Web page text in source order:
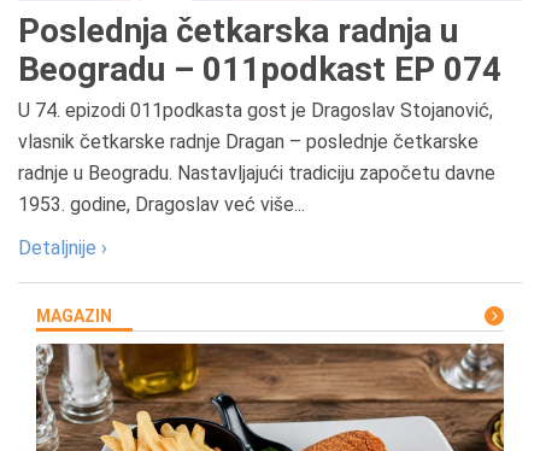
Poslednja četkarska radnja u
Beogradu – 011podkast EP 074
U 74. epizodi 011podkasta gost je Dragoslav Stojanović,
vlasnik četkarske radnje Dragan – poslednje četkarske
radnje u Beogradu. Nastavljajući tradiciju započetu davne
1953. godine, Dragoslav već više...
Detaljnije ›
MAGAZIN